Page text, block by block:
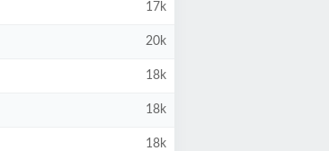
17k
20k
18k
18k
18k